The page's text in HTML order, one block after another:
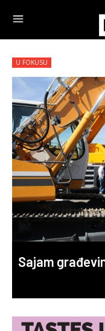
U FOKUSU
Sajam